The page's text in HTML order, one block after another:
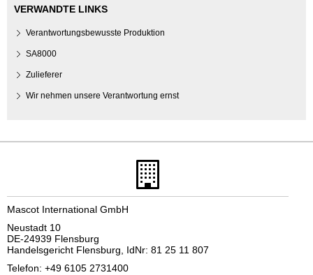
VERWANDTE LINKS
Verantwortungsbewusste Produktion
SA8000
Zulieferer
Wir nehmen unsere Verantwortung ernst
Mascot International GmbH
Neustadt 10
DE-24939 Flensburg
Handelsgericht Flensburg, IdNr: 81 25 11 807
Telefon: +49 6105 2731400